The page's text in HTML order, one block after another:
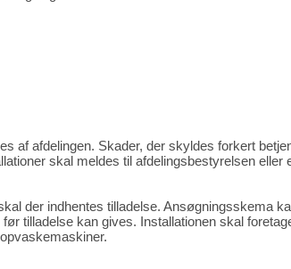
af afdelingen. Skader, der skyldes forkert
skal meldes til afdelingsbestyrelsen
der indhentes tilladelse. Ansøgningsskema
tilladelse kan gives. Installationen skal